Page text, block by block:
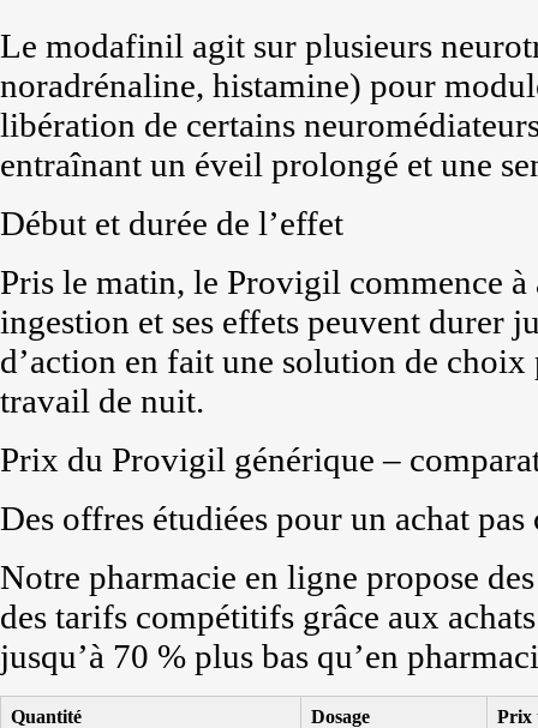
Le modafinil agit sur plusieurs
noradrénaline, histamine) pour
libération de certains
entraînant un éveil prolongé et une
Début et durée de l’effet
Pris le matin, le Provigil commence à
ingestion et ses effets peuvent durer
d’action en fait une solution de
travail de nuit.
Prix du Provigil générique –
Des offres étudiées pour un achat pas
Notre pharmacie en ligne propose
des tarifs compétitifs grâce aux
jusqu’à 70 % plus bas qu’en
Quantité Dosage Prix